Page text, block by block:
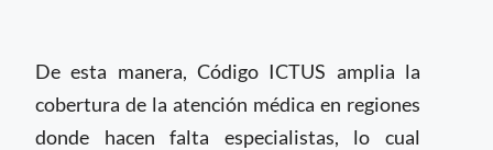
De esta manera, Código ICTUS amplia la
cobertura de la atención médica en regiones
donde hacen falta especialistas, lo cual